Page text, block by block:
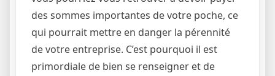
des sommes importantes de votre poche, ce
qui pourrait mettre en danger la pérennité
de votre entreprise. C’est pourquoi il est
primordiale de bien se renseigner et de